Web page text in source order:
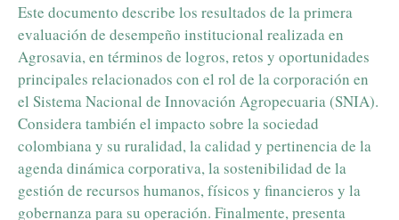
Este documento describe los resultados de la primera
evaluación de desempeño institucional realizada en
Agrosavia, en términos de logros, retos y oportunidades
principales relacionados con el rol de la corporación en
el Sistema Nacional de Innovación Agropecuaria (SNIA).
Considera también el impacto sobre la sociedad
colombiana y su ruralidad, la calidad y pertinencia de la
agenda dinámica corporativa, la sostenibilidad de la
gestión de recursos humanos, físicos y financieros y la
gobernanza para su operación. Finalmente, presenta